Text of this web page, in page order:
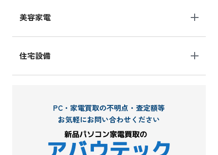
美容家電
住宅設備
PC・家電買取の不明点・査定額等
お気軽にお問い合わせください